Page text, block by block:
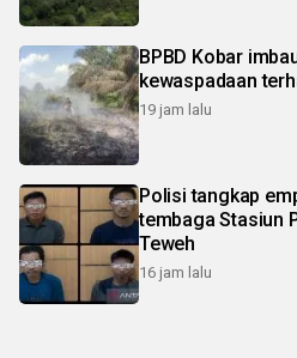
BPBD Kobar
kewaspadaan
19 jam lalu
Polisi tangkap
tembaga Stasiun
Teweh
16 jam lalu